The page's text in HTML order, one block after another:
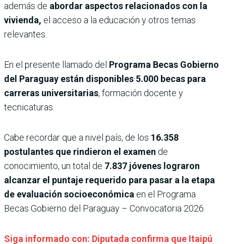
además de abordar aspectos relacionados con la
vivienda, el acceso a la educación y otros temas
relevantes.
En el presente llamado del Programa Becas Gobierno
del Paraguay están disponibles 5.000 becas para
carreras universitarias, formación docente y
tecnicaturas.
Cabe recordar que a nivel país, de los 16.358
postulantes que rindieron el examen de
conocimiento, un total de 7.837 jóvenes lograron
alcanzar el puntaje requerido para pasar a la etapa
de evaluación socioeconómica en el Programa
Becas Gobierno del Paraguay – Convocatoria 2026.
Siga informado con: Diputada confirma que Itaipú